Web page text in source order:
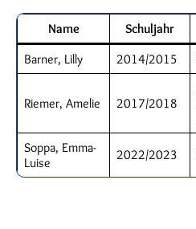
Name Schuljahr
Barner, Lilly
2014/2015
Riemer, Amelie 2017/2018
Soppa, Emma-
Luise
2022/2023